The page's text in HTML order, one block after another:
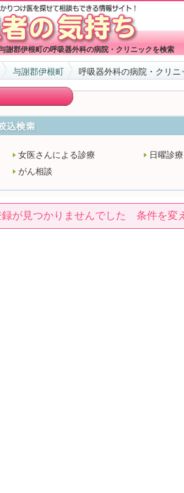
謝郡伊根町の呼吸器外科の病院・クリニックを検索
与謝郡伊根町 呼吸器外科の病院・クリ
女医さんによる診療
日曜診療
がん相談
録が見つかりませんでした 条件を